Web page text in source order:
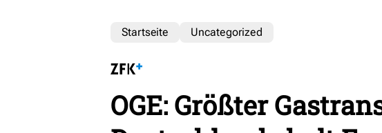
Startseite Uncategorized
OGE: Größter